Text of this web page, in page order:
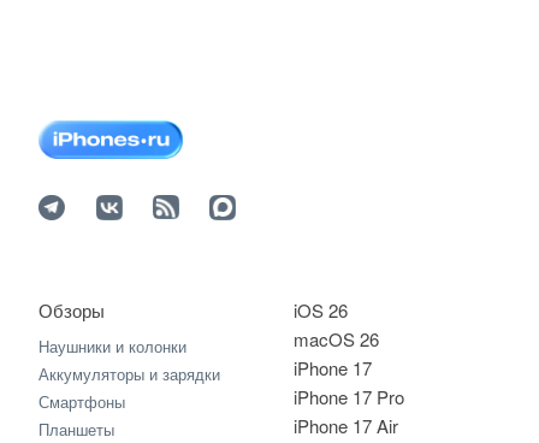
iOS 26
macOS 26
iPhone 17
iPhone 17 Pro
iPhone 17 Air
Обзоры
Наушники и колонки
Аккумуляторы и зарядки
Смартфоны
Планшеты